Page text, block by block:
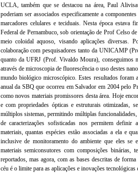
UCLA, também que se destacou na área, Paul
poderiam ser associados especificamente a
marcadores celulares e teciduais. Nesta época estava
Federal de Pernambuco, sob orientação de Prof Celso
meio coloidal aquoso, visando aplicações diversas.
colaboração com pesquisadores tanto da UNICAMP
quanto da UFRJ (Prof. Vivaldo Moura), conseguimos
através de microscopia de fluorescência o uso destes
mundo biológico microscópico. Estes resultados foram
anual da SBQ que ocorreu em Salvador em 2004
como novos materiais promissores desta área. Hoje
e com propriedades ópticas e estruturais otimizadas,
múltiplos sistemas, permitindo múltiplas
de caracterizações sofisticadas nos permitem definir
materiais, quantas espécies estão associadas a ela e
inclusive de monitoramento do ambiente que eles se
materiais semiconsutores com composições binárias,
reportados, mas agora, com as bases descritas de
céu é o limite para as aplicações e inovações tecnológicas